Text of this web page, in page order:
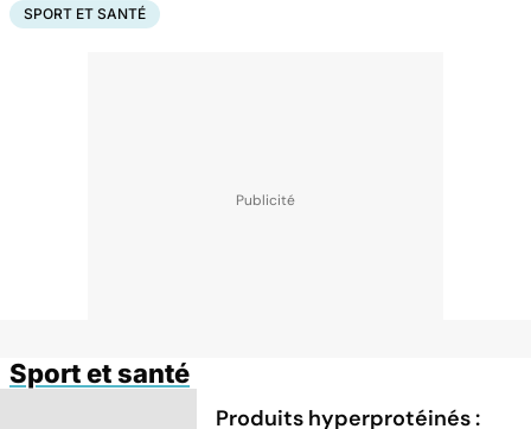
SPORT ET SANTÉ
Sport et santé
Produits hyperprotéinés :